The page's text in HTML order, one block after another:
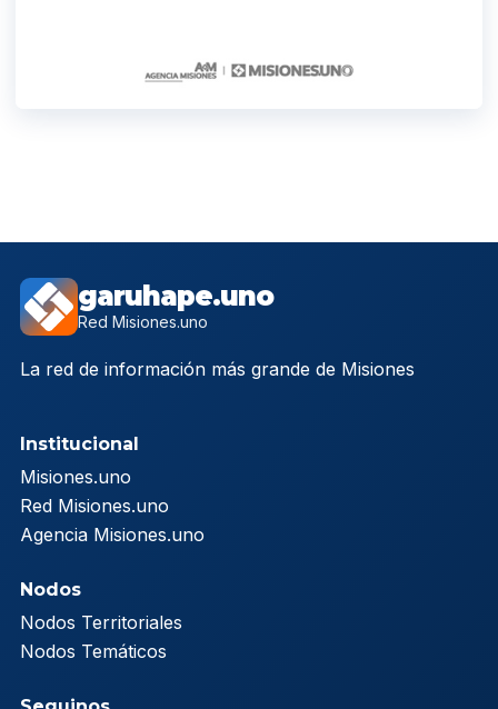
garuhape.uno
Red Misiones.uno
La red de información más grande de Misiones
Institucional
Misiones.uno
Red Misiones.uno
Agencia Misiones.uno
Nodos
Nodos Territoriales
Nodos Temáticos